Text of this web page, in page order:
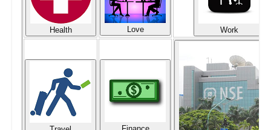
Health Love Work